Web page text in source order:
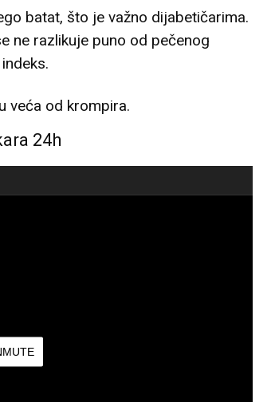
batat, što je važno dijabetičarima.
ne razlikuje puno od pečenog
veća od krompira.
24h